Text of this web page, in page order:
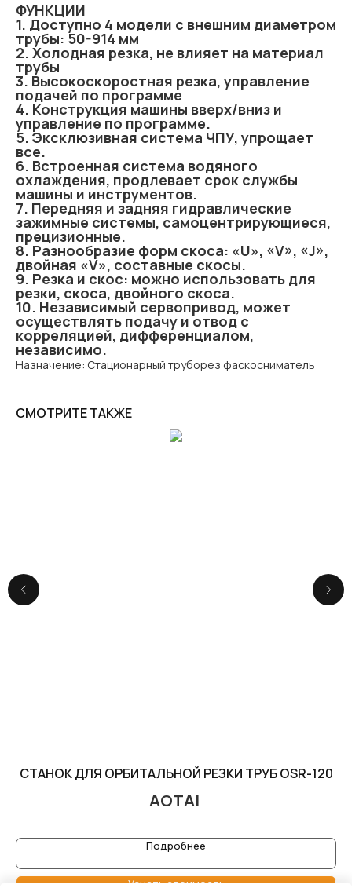
ФУНКЦИИ
1. Доступно 4 модели с внешним диаметром
трубы: 50-914 мм
2. Холодная резка, не влияет на материал
трубы
3. Высокоскоростная резка, управление
подачей по программе
4. Конструкция машины вверх/вниз и
управление по программе.
5. Эксклюзивная система ЧПУ, упрощает
все.
6. Встроенная система водяного
охлаждения, продлевает срок службы
машины и инструментов.
7. Передняя и задняя гидравлические
зажимные системы, самоцентрирующиеся,
прецизионные.
8. Разнообразие форм скоса: «U», «V», «J»,
двойная «V», составные скосы.
9. Резка и скос: можно использовать для
резки, скоса, двойного скоса.
10. Независимый сервопривод, может
осуществлять подачу и отвод с
корреляцией, дифференциалом,
независимо.
Назначение: Стационарный труборез фаскосниматель
СМОТРИТЕ ТАКЖЕ
СТАНОК ДЛЯ ОРБИТАЛЬНОЙ РЕЗКИ ТРУБ OSR-120
AOTAI
Подробнее
Узнать стоимость